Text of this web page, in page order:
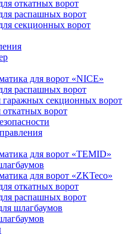
откатных ворот
распашных ворот
секционных ворот
для ворот «NICE»
распашных ворот
секционных ворот
ворот
для ворот «TEMID»
для ворот «ZKTeco»
откатных ворот
распашных ворот
шлагбаумов